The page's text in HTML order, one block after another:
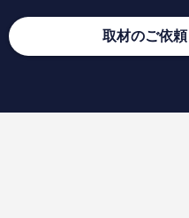
取材のご依頼